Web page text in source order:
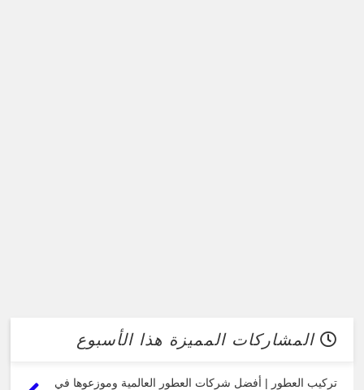
المشاركات المميزة هذا الأسبوع
تركيب العطور | أفضل شركات العطور العالمية وموزعوها في